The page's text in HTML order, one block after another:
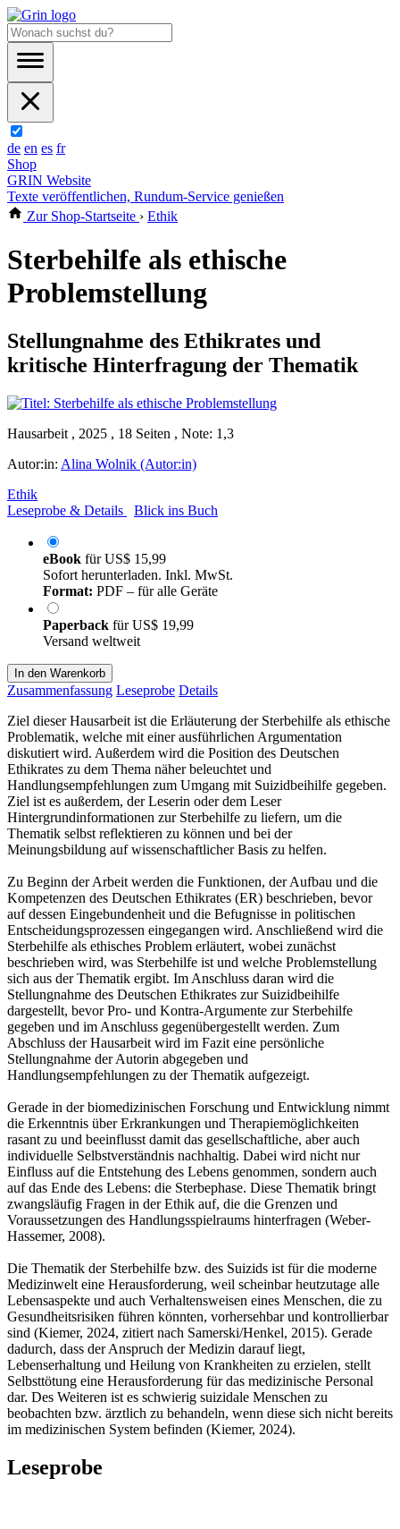
de en es fr
Shop
GRIN Website
Texte veröffentlichen, Rundum-Service genießen
Zur Shop-Startseite › Ethik
Sterbehilfe als ethische
Problemstellung
Stellungnahme des Ethikrates und
kritische Hinterfragung der Thematik
Hausarbeit , 2025 , 18 Seiten , Note: 1,3
Autor:in: Alina Wolnik (Autor:in)
Ethik
Leseprobe & Details
Blick ins Buch
eBook fürUS$ 15,99
Sofort herunterladen. Inkl. MwSt.
Format: PDF – für alle Geräte
Paperback fürUS$ 19,99
Versand weltweit
In den Warenkorb
Zusammenfassung Leseprobe Details
Ziel dieser Hausarbeit ist die Erläuterung der Sterbehilfe als ethische
Problematik, welche mit einer ausführlichen Argumentation
diskutiert wird. Außerdem wird die Position des Deutschen
Ethikrates zu dem Thema näher beleuchtet und
Handlungsempfehlungen zum Umgang mit Suizidbeihilfe gegeben.
Ziel ist es außerdem, der Leserin oder dem Leser
Hintergrundinformationen zur Sterbehilfe zu liefern, um die
Thematik selbst reflektieren zu können und bei der
Meinungsbildung auf wissenschaftlicher Basis zu helfen.
Zu Beginn der Arbeit werden die Funktionen, der Aufbau und die
Kompetenzen des Deutschen Ethikrates (ER) beschrieben, bevor
auf dessen Eingebundenheit und die Befugnisse in politischen
Entscheidungsprozessen eingegangen wird. Anschließend wird die
Sterbehilfe als ethisches Problem erläutert, wobei zunächst
beschrieben wird, was Sterbehilfe ist und welche Problemstellung
sich aus der Thematik ergibt. Im Anschluss daran wird die
Stellungnahme des Deutschen Ethikrates zur Suizidbeihilfe
dargestellt, bevor Pro- und Kontra-Argumente zur Sterbehilfe
gegeben und im Anschluss gegenübergestellt werden. Zum
Abschluss der Hausarbeit wird im Fazit eine persönliche
Stellungnahme der Autorin abgegeben und
Handlungsempfehlungen zu der Thematik aufgezeigt.
Gerade in der biomedizinischen Forschung und Entwicklung nimmt
die Erkenntnis über Erkrankungen und Therapiemöglichkeiten
rasant zu und beeinflusst damit das gesellschaftliche, aber auch
individuelle Selbstverständnis nachhaltig. Dabei wird nicht nur
Einfluss auf die Entstehung des Lebens genommen, sondern auch
auf das Ende des Lebens: die Sterbephase. Diese Thematik bringt
zwangsläufig Fragen in der Ethik auf, die die Grenzen und
Voraussetzungen des Handlungsspielraums hinterfragen (Weber-
Hassemer, 2008).
Die Thematik der Sterbehilfe bzw. des Suizids ist für die moderne
Medizinwelt eine Herausforderung, weil scheinbar heutzutage alle
Lebensaspekte und auch Verhaltensweisen eines Menschen, die zu
Gesundheitsrisiken führen könnten, vorhersehbar und kontrollierbar
sind (Kiemer, 2024, zitiert nach Samerski/Henkel, 2015). Gerade
dadurch, dass der Anspruch der Medizin darauf liegt,
Lebenserhaltung und Heilung von Krankheiten zu erzielen, stellt
Selbsttötung eine Herausforderung für das medizinische Personal
dar. Des Weiteren ist es schwierig suizidale Menschen zu
beobachten bzw. ärztlich zu behandeln, wenn diese sich nicht bereits
im medizinischen System befinden (Kiemer, 2024).
Leseprobe